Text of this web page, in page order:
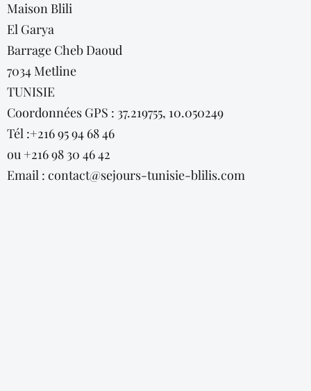
Maison Blili
El Garya
Barrage Cheb Daoud
7034 Metline
TUNISIE
Coordonnées GPS : 37.219755, 10.050249
Tél :+216 95 94 68 46
ou +216 98 30 46 42
Email : contact@sejours-tunisie-blilis.com